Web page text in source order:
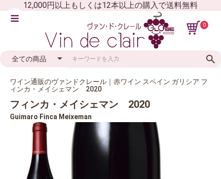
12,000円以上もしくは12本以上の購入で送料無料
0
ワイン通販のヴァンドクレール｜赤ワイン スペイン ガリシア フ
ィンカ・メイシェマン 2020
フィンカ・メイシェマン 2020
Guimaro Finca Meixeman